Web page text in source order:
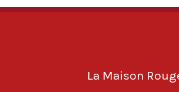
La Maison